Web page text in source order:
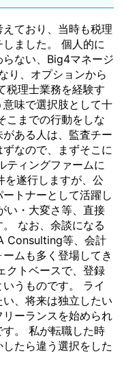
ており、当時も税理
ました。 個人的に
ない、Big4マネージ
り、オプションから
税理士業務を経験す
味で選択肢として十
こまでの行動をしな
ある人は、監査チー
なので、まずそこに
ティングファームに
を遂行しますが、公
トナーとして活躍し
い・大変さ等、直接
なお、余談になる
Consulting等、会計
ムも多く登場してき
クトベースで、登録
うものです。 ライ
、将来は独立したい
ーランスを始められ
。 私が転職した時
たら違う選択をした